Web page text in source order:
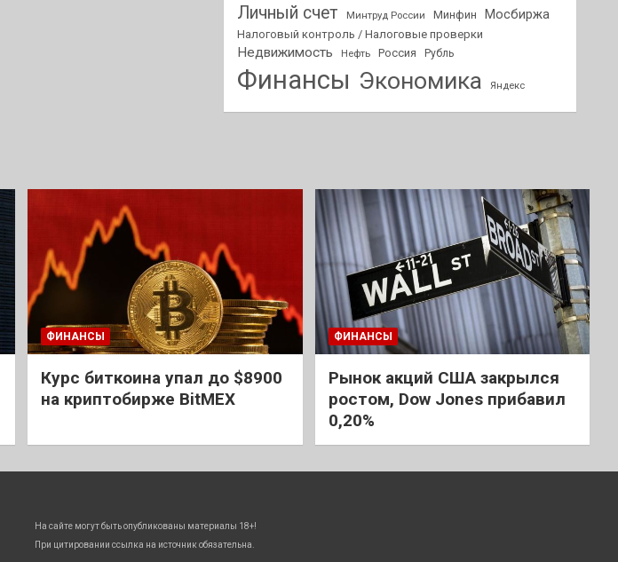
Личный счет Минтруд России Минфин Мосбиржа
Налоговый контроль / Налоговые проверки
Недвижимость Нефть Россия Рубль
Финансы Экономика Яндекс
ФИНАНСЫ
Курс биткоина упал до $8900
на криптобирже BitMEX
ФИНАНСЫ
Рынок акций США закрылся
ростом, Dow Jones прибавил
0,20%
На сайте могут быть опубликованы материалы 18+!
При цитировании ссылка на источник обязательна.